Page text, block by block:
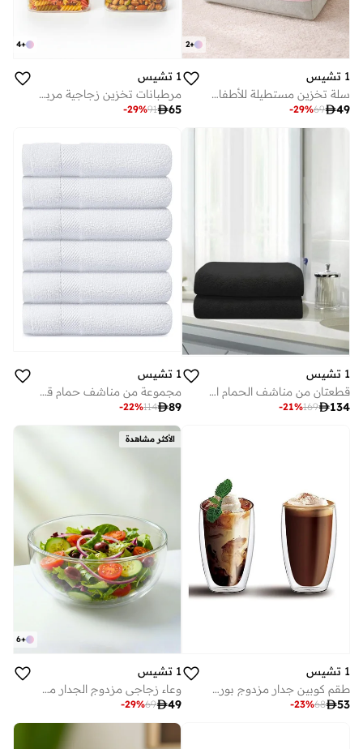
+
2
1 تشيس
سلة تخزين مستطيلة للأطفال بتصميم أميرة الباليه، سعة 50 لترًا - منظم ألعاب وغسيل قابل للطي مصنوع من القماش مع مقابض حبلية، مناسب لغرف الأطفال وغرف النوم وغرف اللعب.
49
69
-29%
+
4
1 تشيس
مرطبانات تخزين زجاجية مربعة بأغطية من خشب الأكاسيا - مجموعة من 2 (1500 مل) حاويات محكمة الغلق مع أغطية بمقابض للمعكرونة والشوفان والدقيق والكعك والقهوة والأرز والمزيد
65
91
-29%
1 تشيس
قطعتان من مناشف الحمام القطنية، أسود ٧٠١٤٠ سم
134
169
-21%
1 تشيس
مجموعة من مناشف حمام قطنية فاخرة، بيضاء سم
89
114
-22%
1 تشيس
طقم كوبين جدار مزدوج بوروسيليكات للقهوة والعصير ٤٥٠ مل
53
68
-23%
الأكثر مشاهدة
+
6
1 تشيس
وعاء زجاجي مزدوج الجدار من البورسليكات - ١٤٠٠ مل | وعاء مقاوم للحرارة ومعزول للسلطة والكاري والحساء والمعكرونة وغيرها - قطعة واحدة
49
69
-29%